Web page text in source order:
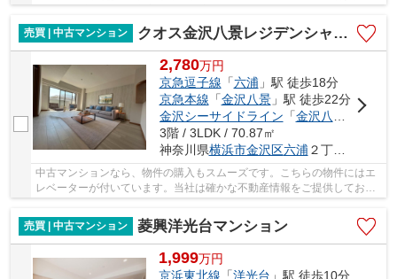
売買 | 中古マンション
クオス金沢八景レジデンシャルステージ
2,780万円
京急逗子線 「六浦 」駅 徒歩18分
京急本線 「金沢八景」駅 徒歩22分
金沢シーサイドライン 「金沢八景
」駅 徒
3階 / 3LDK / 70.87㎡
神奈川県横浜市金沢区六浦 ２丁目12-18
中古マンションなら、物件の購入もスムーズです。こちらの物件にはエ
レベーターが付いています。当社は確かな不動産情報をご提供しており
ます。こだわりやご要望などがあれば、メール...
売買 | 中古マンション
菱興洋光台マンション
1,999万円
京浜東北線 「洋光台 」駅 徒歩10分